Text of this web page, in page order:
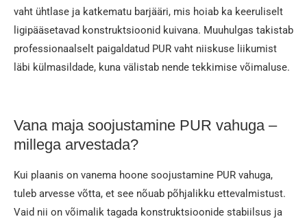
vaht ühtlase ja katkematu barjääri, mis hoiab ka keeruliselt
ligipääsetavad konstruktsioonid kuivana. Muuhulgas takistab
professionaalselt paigaldatud PUR vaht niiskuse liikumist
läbi külmasildade, kuna välistab nende tekkimise võimaluse.
Vana maja soojustamine PUR vahuga –
millega arvestada?
Kui plaanis on vanema hoone soojustamine PUR vahuga,
tuleb arvesse võtta, et see nõuab põhjalikku ettevalmistust.
Vaid nii on võimalik tagada konstruktsioonide stabiilsus ja